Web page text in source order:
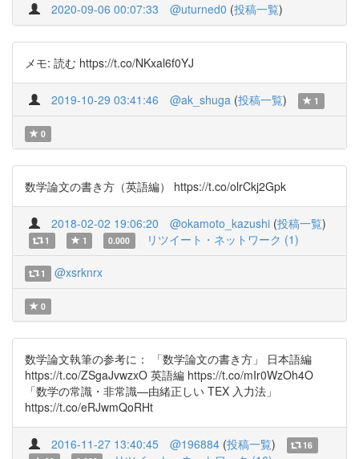
2020-09-06 00:07:33 @uturned0 (投稿一覧)
メモ: 読む https://t.co/NKxal6f0YJ
2019-10-29 03:41:46 @ak_shuga (投稿一覧) 1
0
数学論文の書き方（英語編） https://t.co/olrCkj2Gpk
2018-02-02 19:06:20 @okamoto_kazushi (投稿一覧)
1 1 0.000 リツイート・ネットワーク (1)
1 @xsrknrx
0
数学論文執筆の参考に： 「数学論文の書き方」 日本語編
https://t.co/ZSgaJvwzxO 英語編 https://t.co/mIr0WzOh4O
「数学の常識・非常識—由緒正しい TEX 入力法」
https://t.co/eRJwmQoRHt
2016-11-27 13:40:45 @196884 (投稿一覧)
16